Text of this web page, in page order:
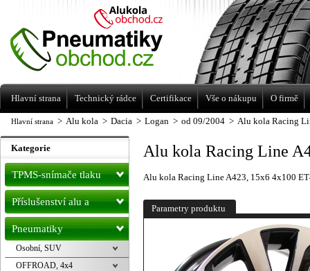
Hlavní strana > Alu kola > Dacia > Logan > od 09/2004 > Alu kola Racing
Alu kola Racing Line
Alu kola Racing Line A423, 15x6 4x100
Parametry produktu
Kategorie
TPMS-snímače tlaku
Příslušenství alu a
pneu
Pneumatiky
Osobní, SUV
OFFROAD, 4x4
Levné pneumatiky letní, zimní, Alu kola
a litá kola Racing Line
Hlavní strana Technický rádce Certifikace Vše o nákupu O firmě